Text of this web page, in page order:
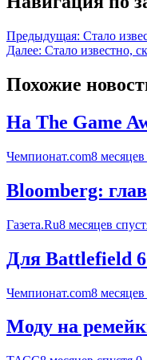
Предыдущая: Стало
Далее: Стало известно,
Похожие
На The Game
Чемпионат.com8 месяцев
Bloomberg:
Газета.Ru8 месяцев
Для Battlefield
Чемпионат.com8 месяцев
Моду на